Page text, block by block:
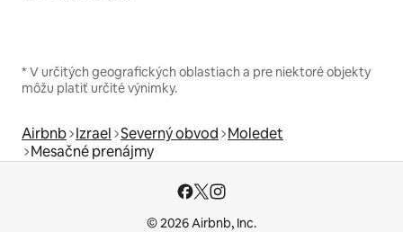
* V určitých geografických oblastiach a pre niektoré objekty
môžu platiť určité výnimky.
Airbnb Izrael Severný obvod Moledet
Mesačné prenájmy
© 2026 Airbnb, Inc.